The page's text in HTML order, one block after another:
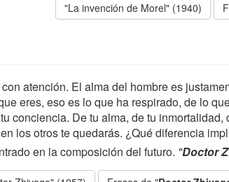
"La invención de Morel" (1940)
atención. El alma del hombre es
eres, eso es lo que ha respirado, de lo
conciencia. De tu alma, de tu
los otros te quedarás. ¿Qué diferencia
en la composición del futuro. "Doctor